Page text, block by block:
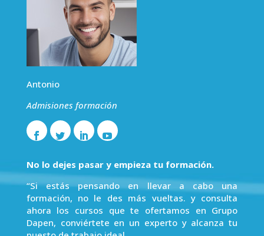
Antonio
Admisiones formación
No lo dejes pasar y empieza tu formación.
“Si estás pensando en llevar a cabo una
formación, no le des más vueltas. y consulta
ahora los cursos que te ofertamos en Grupo
Dapen, conviértete en un experto y alcanza tu